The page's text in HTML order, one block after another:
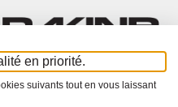
en priorité.
suivants tout en vous laissant